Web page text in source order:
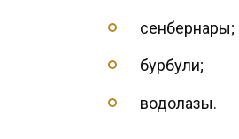
сенбернары;
бурбули;
водолазы.